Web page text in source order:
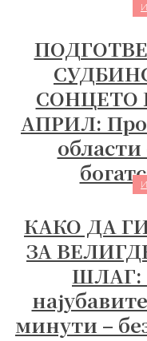
СОНЦЕТО
АПРИЛ:
КАКО ДА
ЗА
ШЛАГ:
минути –